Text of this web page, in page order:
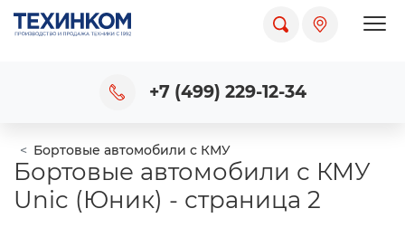
+7 (499) 229-12-34
Бортовые автомобили с КМУ
Бортовые автомобили с КМУ
Unic (Юник) - страница 2